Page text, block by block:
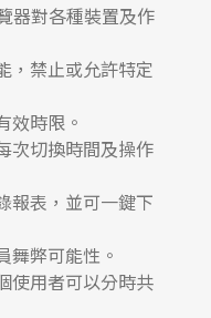
器對各種裝置及作
，禁止或允許特定
效時限。
次切換時間及操作
報表，並可一鍵下
弊可能性。
使用者可以分時共